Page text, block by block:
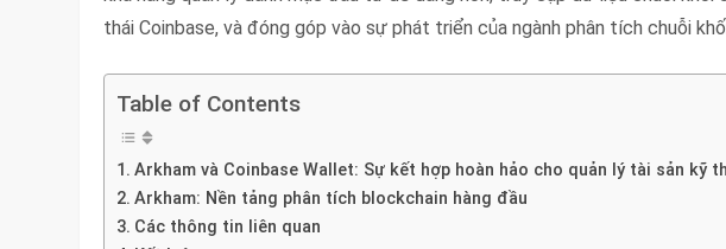
thái Coinbase, và đóng góp vào sự phát triển của ngành phân tích chuỗi
Table of Contents
Arkham và Coinbase Wallet: Sự kết hợp hoàn hảo cho quản lý tài sản kỹ
Arkham: Nền tảng phân tích blockchain hàng đầu
Các thông tin liên quan